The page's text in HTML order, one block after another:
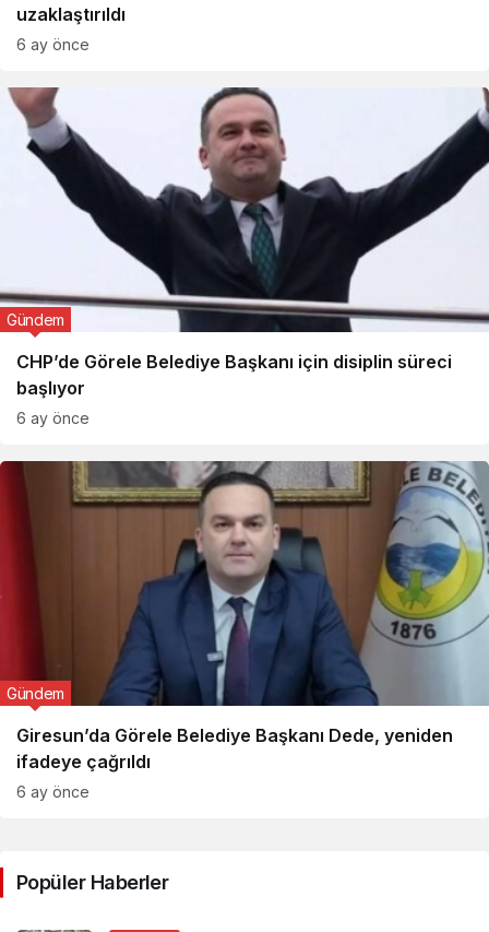
uzaklaştırıldı
6 ay önce
CHP’de Görele Belediye Başkanı için disiplin süreci
başlıyor
Gündem
6 ay önce
Giresun’da Görele Belediye Başkanı Dede, yeniden
ifadeye çağrıldı
Gündem
6 ay önce
Popüler Haberler